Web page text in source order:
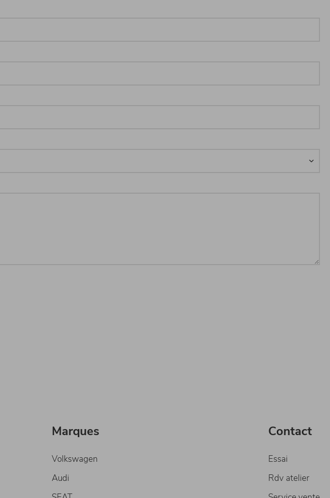
Marques
Volkswagen
Audi
Contact
Essai
Rdv atelier